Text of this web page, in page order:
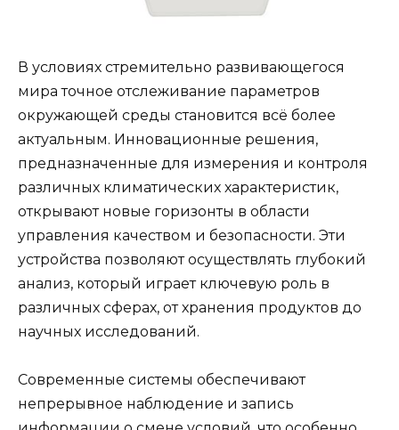
В условиях стремительно развивающегося
мира точное отслеживание параметров
окружающей среды становится всё более
актуальным. Инновационные решения,
предназначенные для измерения и контроля
различных климатических характеристик,
открывают новые горизонты в области
управления качеством и безопасности. Эти
устройства позволяют осуществлять глубокий
анализ, который играет ключевую роль в
различных сферах, от хранения продуктов до
научных исследований.
Современные системы обеспечивают
непрерывное наблюдение и запись